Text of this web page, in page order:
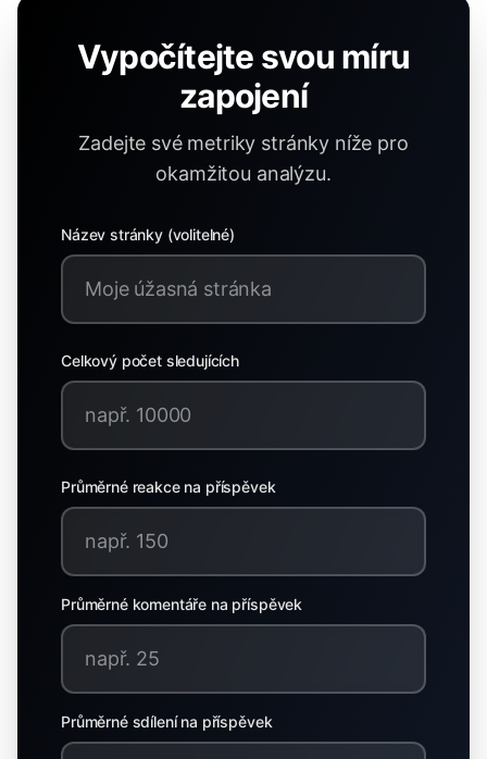
Vypočítejte svou míru
zapojení
Zadejte své metriky stránky níže pro
okamžitou analýzu.
Název stránky (volitelné)
Celkový počet sledujících
Průměrné reakce na příspěvek
Průměrné komentáře na příspěvek
Průměrné sdílení na příspěvek